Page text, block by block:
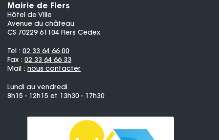
Mairie de Flers
Hôtel de Ville
Avenue du château
CS 70229 61104 Flers Cedex
Tel : 02 33 64 66 00
Fax : 02 33 64 66 33
Mail : nous contacter
Lundi au vendredi
8h15 - 12h15 et 13h30 - 17h30